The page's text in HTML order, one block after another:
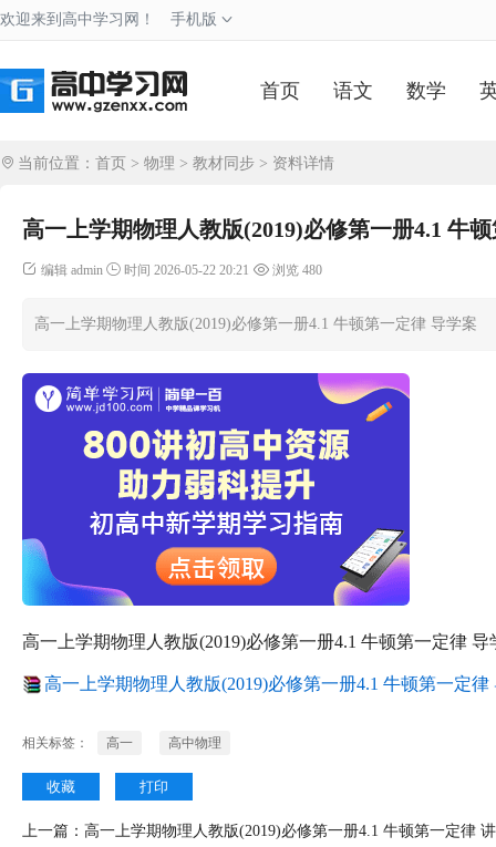
欢迎来到高中学习网！ 手机版
首页 语文 数学
当前位置： 首页 > 物理 > 教材同步 > 资料详情
高一上学期物理人教版(2019)必修第一册4.1 牛
编辑 admin 时间 2026-05-22 20:21 浏览 480
高一上学期物理人教版(2019)必修第一册4.1 牛顿第一定律 导学案
高一上学期物理人教版(2019)必修第一册4.1 牛顿第一定律 导
高一上学期物理人教版(2019)必修第一册4.1 牛顿第一定律
相关标签： 高一 高中物理
收藏 打印
上一篇： 高一上学期物理人教版(2019)必修第一册4.1 牛顿第一定律